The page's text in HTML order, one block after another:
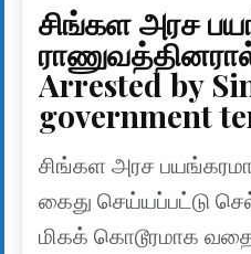
சிங்கள அரச
Arrested by
government
சிங்கள அரச
கைது செய்யப்பட்டு
மிகக் கொடூரமாக